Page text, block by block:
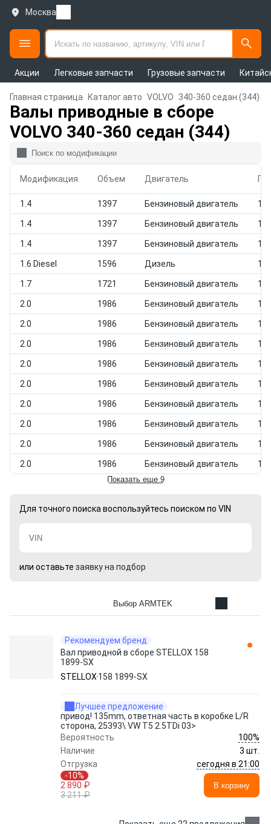
Москва
Акции Легковые запчасти Грузовые запчасти
Главная страница Каталог авто VOLVO 340-360 седан (344)
Валы приводные в сборе
VOLVO 340-360 седан (344)
Модификация Объем Двигатель
1.4 1397 Бензиновый двигатель
1.4 1397 Бензиновый двигатель
1.4 1397 Бензиновый двигатель
1.6 Diesel 1596 Дизель
1.7 1721 Бензиновый двигатель
2.0 1986 Бензиновый двигатель
2.0 1986 Бензиновый двигатель
2.0 1986 Бензиновый двигатель
2.0 1986 Бензиновый двигатель
2.0 1986 Бензиновый двигатель
2.0 1986 Бензиновый двигатель
2.0 1986 Бензиновый двигатель
2.0 1986 Бензиновый двигатель
2.0 1986 Бензиновый двигатель
Показать еще 9
Для точного поиска воспользуйтесь поиском по VIN
или оставьте заявку на подбор
Выбор ARMTEK
Рекомендуем бренд
Вал приводной в сборе STELLOX 158
1899-SX
STELLOX 158 1899-SX
Лучшее предложение
привод! 135mm, ответная часть в коробке L/R
сторона, 25393\ VW T5 2.5TDi 03>
Вероятность
100%
Наличие
3 шт.
Отгрузка
сегодня в 21:00
-10%
2 890 ₽
3 211 ₽
В корзину